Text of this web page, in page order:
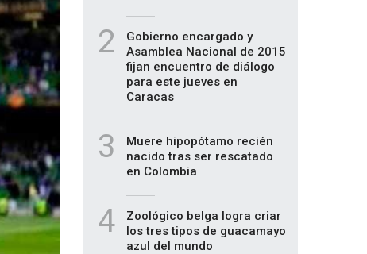
2
Gobierno encargado y
Asamblea Nacional de 2015
fijan encuentro de diálogo
para este jueves en
Caracas
3
Muere hipopótamo recién
nacido tras ser rescatado
en Colombia
4
Zoológico belga logra criar
los tres tipos de guacamayo
azul del mundo